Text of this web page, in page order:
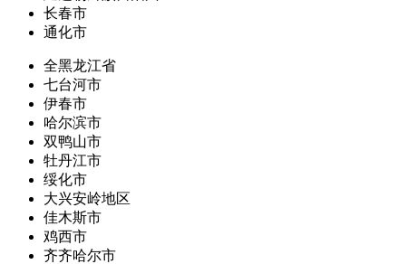
长春市
通化市
全黑龙江省
七台河市
伊春市
哈尔滨市
双鸭山市
牡丹江市
绥化市
大兴安岭地区
佳木斯市
鸡西市
齐齐哈尔市